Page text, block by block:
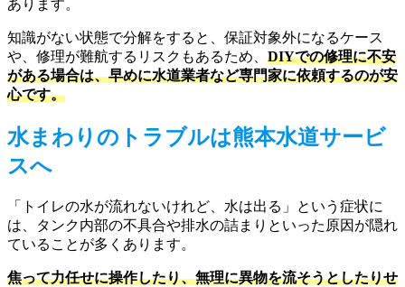
あります。
知識がない状態で分解をすると、保証対象外になるケース
や、修理が難航するリスクもあるため、 DIYでの修理に不安
がある場合は、早めに水道業者など専門家に依頼するのが安
心です。
水まわりのトラブルは熊本水道サービ
スへ
「トイレの水が流れないけれど、水は出る」という症状に
は、タンク内部の不具合や排水の詰まりといった原因が隠れ
ていることが多くあります。
焦って力任せに操作したり、無理に異物を流そうとしたりせ